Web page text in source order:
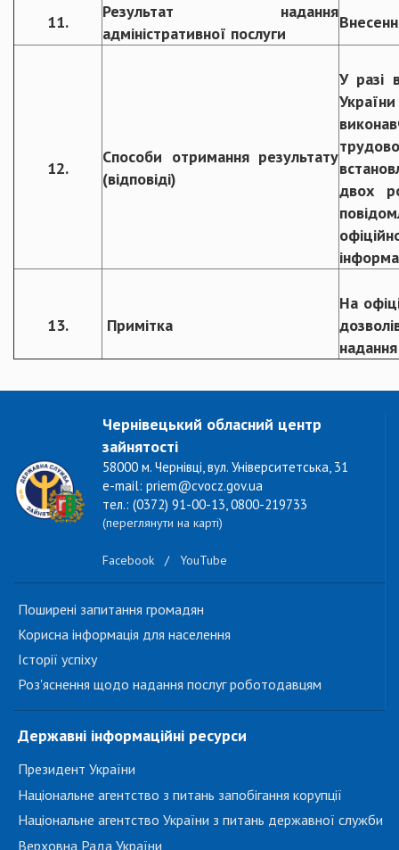
11.
Результат надання
адміністративної послуги
12.
Способи отримання результату
(відповіді)
У разі
двох
13. Примітка
На
Чернівецький обласний центр
зайнятості
58000 м. Чернівці, вул. Університетська, 31
e-mail: priem@cvocz.gov.ua
тел.: (0372) 91-00-13, 0800-219733
(переглянути на карті)
Facebook / YouTube
Поширені запитання громадян
Корисна інформація для населення
Історії успіху
Роз'яснення щодо надання послуг роботодавцям
Державні інформаційні ресурси
Президент України
Національне агентство з питань запобігання корупції
Національне агентство України з питань державної служби
Верховна Рада України